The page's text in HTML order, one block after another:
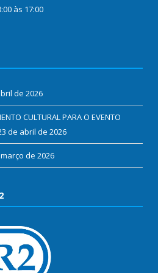
às 17:00
de 2026
CULTURAL PARA O EVENTO
de abril de 2026
de 2026